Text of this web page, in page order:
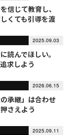
信じて教育し、
くても引導を渡
2025.09.03
読んでほしい。
求しよう
2026.06.15
承継」は合わせ
さえよう
2025.09.11